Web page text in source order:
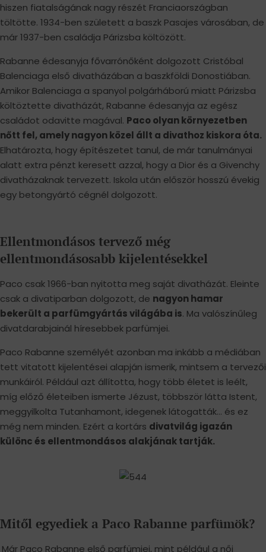
hiszen fiatalságának nagy részét Franciaországban
töltötte. 1934-ben született a baszk Pasajes városában, de
már 1937-ben családja Párizsba költözött.
Rabanne édesanyja fővarrónőként dolgozott Cristóbal
Balenciaga első divatházában a baszkföldi Donostiában.
Amikor Balenciaga a spanyol polgárháború miatt Párizsba
költöztette divatházát, Rabanne édesanyja az egész
családot odavitte magával. Paco olyan környezetben
nőtt fel, amely nagyon közel állt a divathoz kiskora óta.
Elhatározta, hogy építészetet tanul, de már tanulmányai
alatt extra pénzt keresett azzal, hogy a Dior és a Givenchy
divatházaknak tervezett. Iskola után először hosszú évekig
egy betongyártó cégnél dolgozott.
Ellentmondásos tervező még
ellentmondásosabb kijelentésekkel
Paco csak 1966-ban nyitotta meg saját divatházát. Eleinte
csak a divatiparban dolgozott, de nagyon hamar
bekerült a parfümgyártás világába is. Ma valószínűleg
divatdarabjainál híresebbek parfümjei.
Paco Rabanne személyét azonban ma inkább a médiában
tett vitatott kijelentései alapján ismerik, mintsem a tervezői
munkáiról. Például azt állította, hogy több életet is leélt,
míg előző életeiben ismerte Jézust, többször látta Istent,
meggyilkolta Tutanhamont, idegenek látogatták… és ez
még nem minden. Ezért a kortárs divatvilág igazán
különc és ellentmondásos alakjának tartják.
Mitől egyediek a Paco Rabanne parfümök?
Már Paco Rabanne első parfümjei, mint például a női